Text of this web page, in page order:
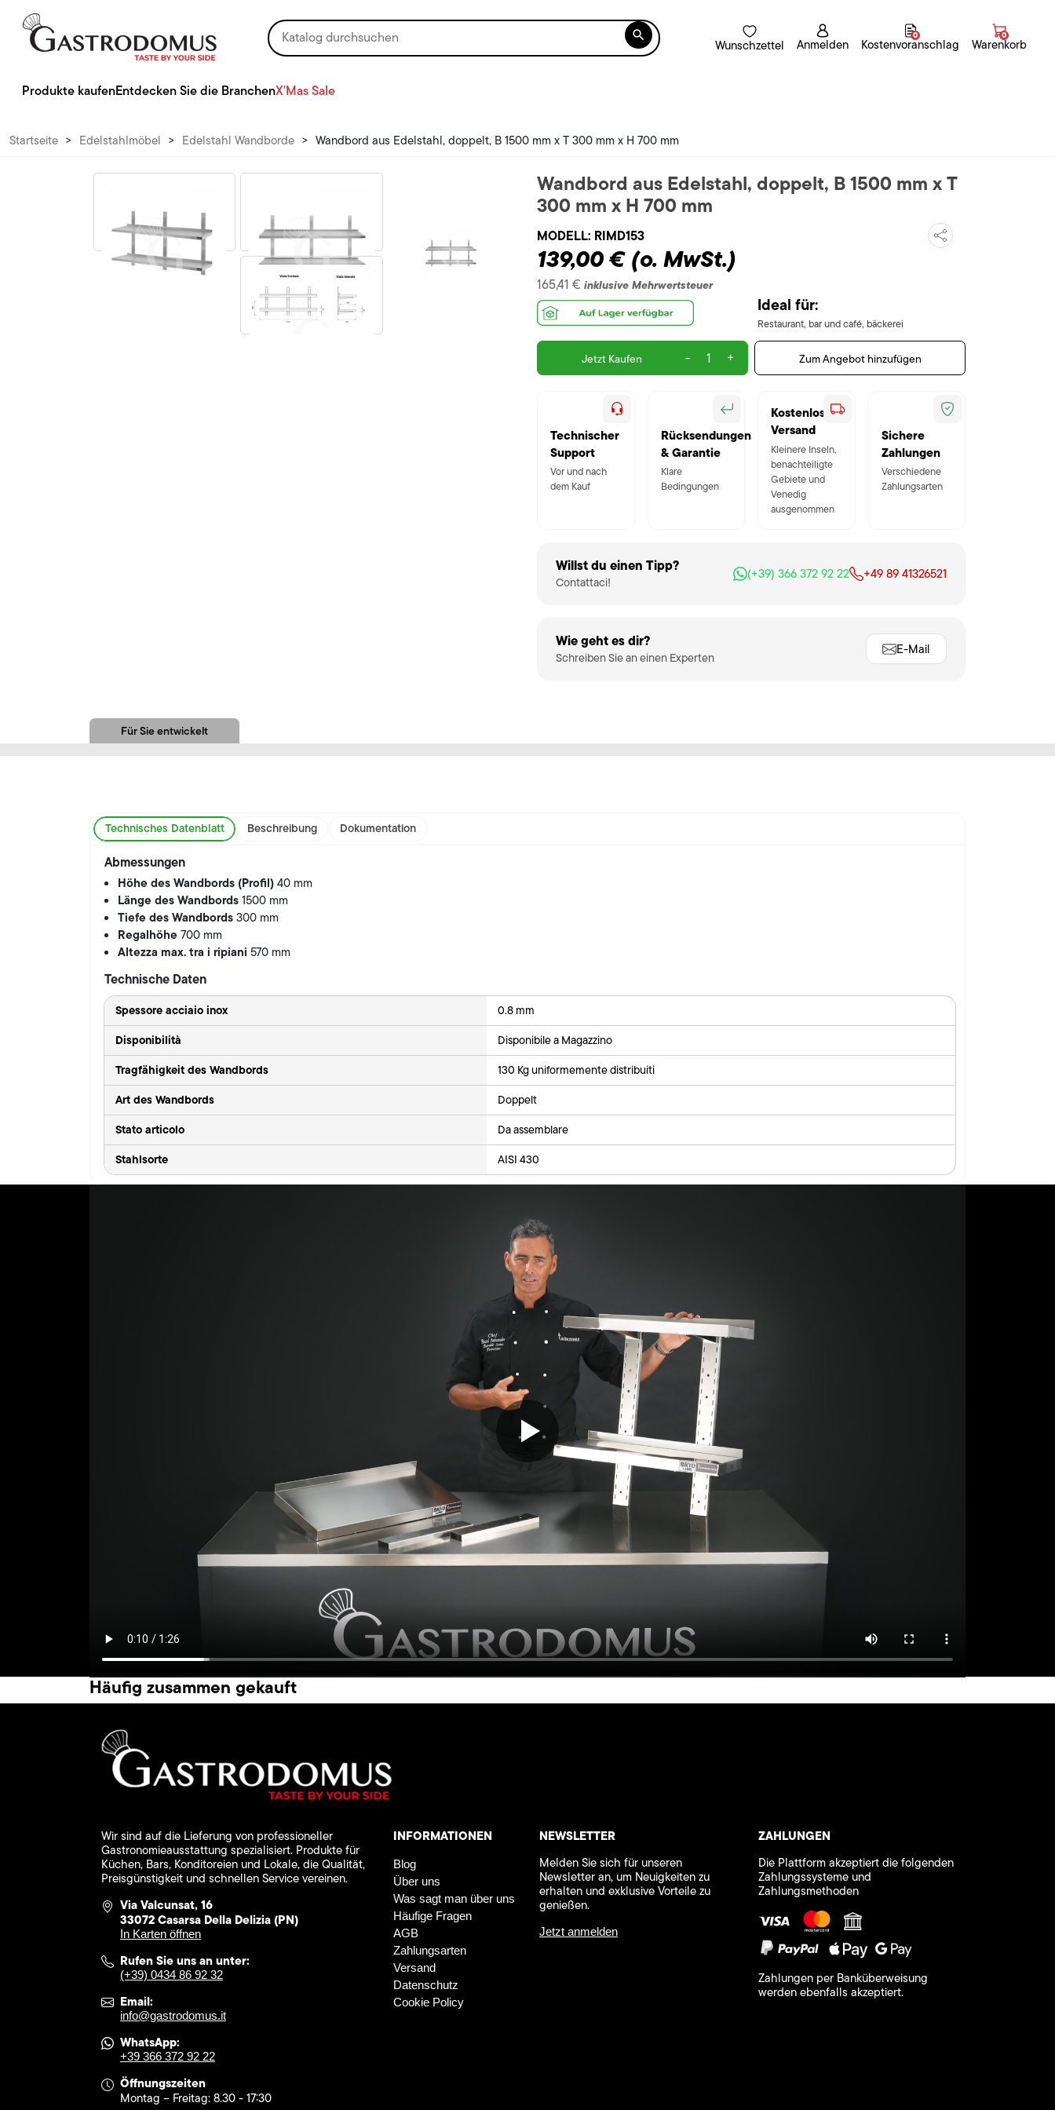

Wunschzettel Anmelden Kostenvoranschlag
0
Warenkorb
0
Produkte kaufenEntdecken Sie die BranchenX'Mas Sale
Startseite > Edelstahlmöbel > Edelstahl Wandborde > Wandbord aus Edelstahl, doppelt, B 1500 mm x T 300 mm x H 700 mm
Wandbord aus Edelstahl, doppelt, B 1500 mm x T
300 mm x H 700 mm
MODELL: RIMD153
139,00 € (o. MwSt.)
165,41 € inklusive Mehrwertsteuer
Ideal für:
Restaurant, bar und café, bäckerei
Jetzt Kaufen - + Zum Angebot hinzufügen
Technischer
Support
Vor und nach
dem Kauf
Rücksendungen
& Garantie
Klare
Bedingungen
Kostenloser
Versand
Kleinere Inseln,
benachteiligte
Gebiete und
Venedig
ausgenommen
Sichere
Zahlungen
Verschiedene
Zahlungsarten
Willst du einen Tipp?
Contattaci!
(+39) 366 372 92 22 +49 89 41326521
Wie geht es dir?
Schreiben Sie an einen Experten
E-Mail
Für Sie entwickelt
Technisches Datenblatt Beschreibung Dokumentation
Abmessungen
Höhe des Wandbords (Profil)40 mm
Länge des Wandbords1500 mm
Tiefe des Wandbords300 mm
Regalhöhe700 mm
Altezza max. tra i ripiani570 mm
Technische Daten
Spessore acciaio inox 0.8 mm
Disponibilità Disponibile a Magazzino
Tragfähigkeit des Wandbords 130 Kg uniformemente distribuiti
Art des Wandbords Doppelt
Stato articolo Da assemblare
Stahlsorte AISI 430
Häufig zusammen gekauft
Wir sind auf die Lieferung von professioneller
Gastronomieausstattung spezialisiert. Produkte für
Küchen, Bars, Konditoreien und Lokale, die Qualität,
Preisgünstigkeit und schnellen Service vereinen.
Via Valcunsat, 16
33072 Casarsa Della Delizia (PN)
In Karten öffnen
Rufen Sie uns an unter:
(+39) 0434 86 92 32
Email:
info@gastrodomus.it
WhatsApp:
+39 366 372 92 22
Öffnungszeiten
Montag – Freitag: 8.30 - 17:30
INFORMATIONEN
Blog
Über uns
Was sagt man über uns
Häufige Fragen
AGB
Zahlungsarten
Versand
Datenschutz
Cookie Policy
NEWSLETTER
Melden Sie sich für unseren
Newsletter an, um Neuigkeiten zu
erhalten und exklusive Vorteile zu
genießen.
Jetzt anmelden
ZAHLUNGEN
Die Plattform akzeptiert die folgenden
Zahlungssysteme und
Zahlungsmethoden
Zahlungen per Banküberweisung
werden ebenfalls akzeptiert.